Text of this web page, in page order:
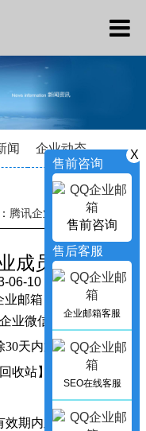
闻 企业动态
腾讯企业邮箱 ->新闻资讯
成员邮箱？
06-10 18:16:14 访问
业邮箱
业微信帐号，企业微
天内通过【企业微信
收站】分配给成员，
期内及时重新分配，
X
售前咨询
售前咨询
售后客服
企业邮箱客服
SEO在线客服